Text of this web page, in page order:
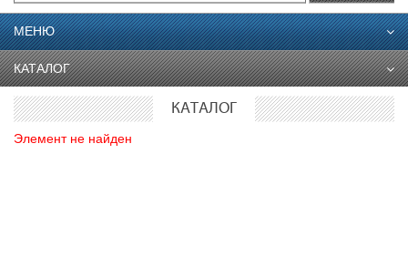
МЕНЮ
КАТАЛОГ
КАТАЛОГ
Элемент не найден